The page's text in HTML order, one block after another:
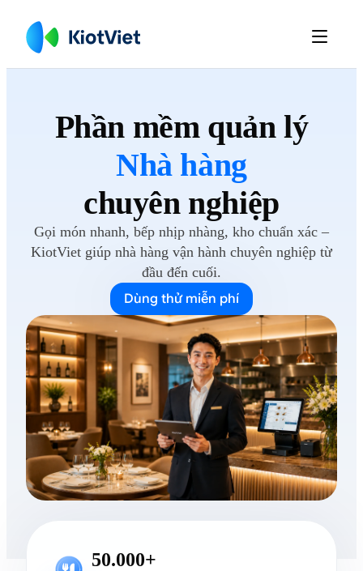

Phần mềm quản lý
Nhà hàng
chuyên nghiệp
Gọi món nhanh, bếp nhịp nhàng, kho chuẩn xác –
KiotViet giúp nhà hàng vận hành chuyên nghiệp từ
đầu đến cuối.
Dùng thử miễn phí
50.000+